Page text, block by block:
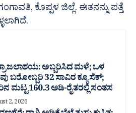
ಕೊಪ್ಪಳ ಜಿಲ್ಲೆ. ಈತನನ್ನು ಪತ್ತೆ
ಜಲಾಶಯ: ಅಬ್ಬರಿಸಿದ ಮಳೆ; ಒಳ
ಬರೋಬ್ಬರಿ 32 ಸಾವಿರ‌ ಕ್ಯೂಸೆಕ್;
ಮಟ್ಟ 160.3 ಅಡಿ-ರೈತರಲ್ಲಿ ಸಂತಸ
2, 2026